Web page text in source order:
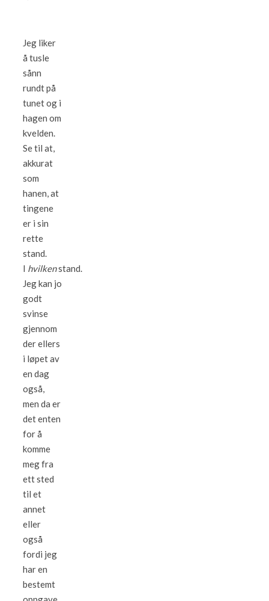
Jeg liker
å tusle
sånn
rundt på
tunet og i
hagen om
kvelden.
Se til at,
akkurat
som
hanen, at
tingene
er i sin
rette
stand.
I hvilkenstand.
Jeg kan jo
godt
svinse
gjennom
der ellers
i løpet av
en dag
også,
men da er
det enten
for å
komme
meg fra
ett sted
til et
annet
eller
også
fordi jeg
har en
bestemt